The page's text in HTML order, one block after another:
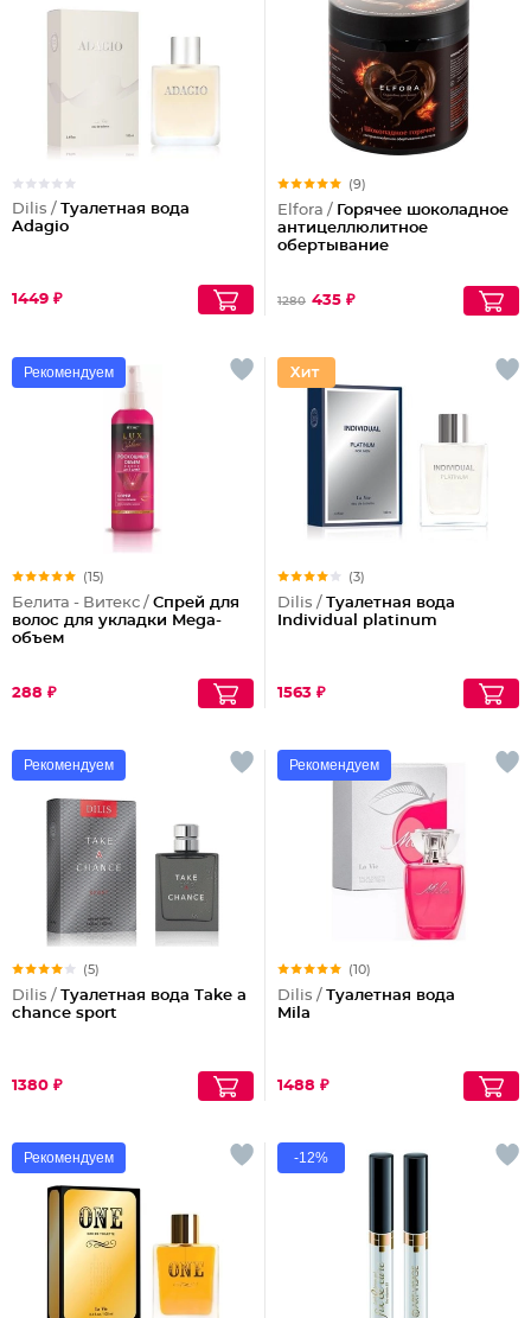
Dilis / Туалетная вода
Adagio
1449 ₽
(9)
Elfora / Горячее шоколадное
антицеллюлитное
обертывание
1280 435 ₽
Рекомендуем
(15)
Белита - Витекс / Спрей для
волос для укладки Mega-
объем
288 ₽
(3)
Dilis / Туалетная вода
Individual platinum
1563 ₽
Рекомендуем
(5)
Dilis / Туалетная вода Take a
chance sport
1380 ₽
Рекомендуем
(10)
Dilis / Туалетная вода
Mila
1488 ₽
Рекомендуем -12%